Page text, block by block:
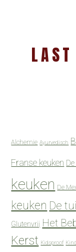
Alchemie Ayurvedisch
Franse keuken
keuken De
keuken De
Glutenvrij Het
Kerst Kidsproof